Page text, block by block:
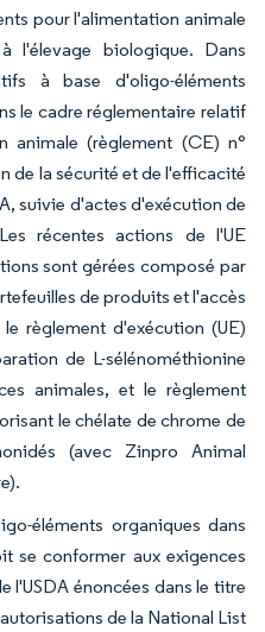
pour l'alimentation animale
l'élevage biologique. Dans
à base d'oligo-éléments
le cadre réglementaire relatif
animale (règlement (CE) n°
de la sécurité et de l'efficacité
suivie d'actes d'exécution de
récentes actions de l'UE
sont gérées composé par
de produits et l'accès
règlement d'exécution (UE)
de L-sélénométhionine
animales, et le règlement
le chélate de chrome de
(avec Zinpro Animal
éléments organiques dans
se conformer aux exigences
l'USDA énoncées dans le titre
de la National List